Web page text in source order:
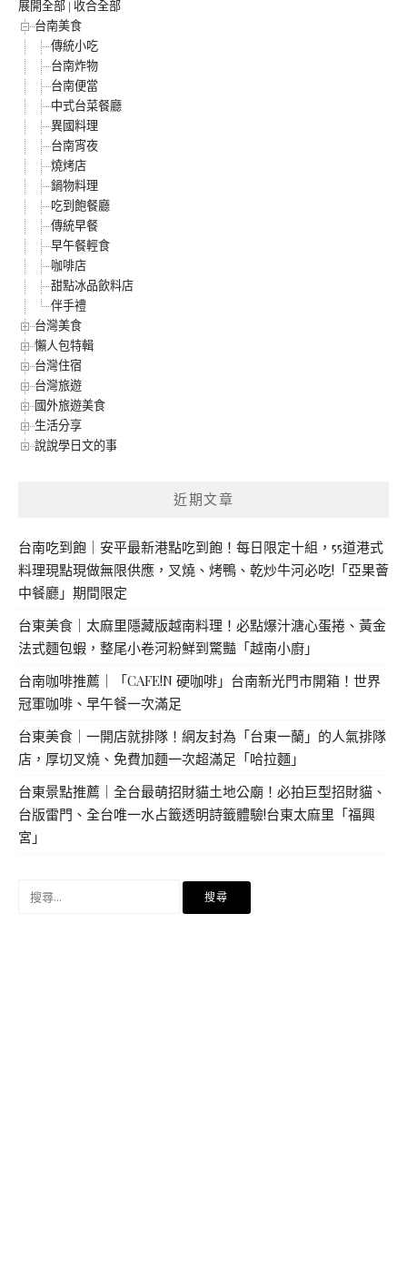
展開全部 | 收合全部
台南美食
傳統小吃
台南炸物
台南便當
中式台菜餐廳
異國料理
台南宵夜
燒烤店
鍋物料理
吃到飽餐廳
傳統早餐
早午餐輕食
咖啡店
甜點冰品飲料店
伴手禮
台灣美食
懶人包特輯
台灣住宿
台灣旅遊
國外旅遊美食
生活分享
說說學日文的事
近期文章
台南吃到飽｜安平最新港點吃到飽！每日限定十組，55道港式
料理現點現做無限供應，叉燒、烤鴨、乾炒牛河必吃!「亞果薈
中餐廳」期間限定
台東美食｜太麻里隱藏版越南料理！必點爆汁溏心蛋捲、黃金
法式麵包蝦，整尾小卷河粉鮮到驚豔「越南小廚」
台南咖啡推薦｜「CAFE!N 硬咖啡」台南新光門市開箱！世界
冠軍咖啡、早午餐一次滿足
台東美食｜一開店就排隊！網友封為「台東一蘭」的人氣排隊
店，厚切叉燒、免費加麵一次超滿足「哈拉麵」
台東景點推薦｜全台最萌招財貓土地公廟！必拍巨型招財貓、
台版雷門、全台唯一水占籤透明詩籤體驗!台東太麻里「福興
宮」